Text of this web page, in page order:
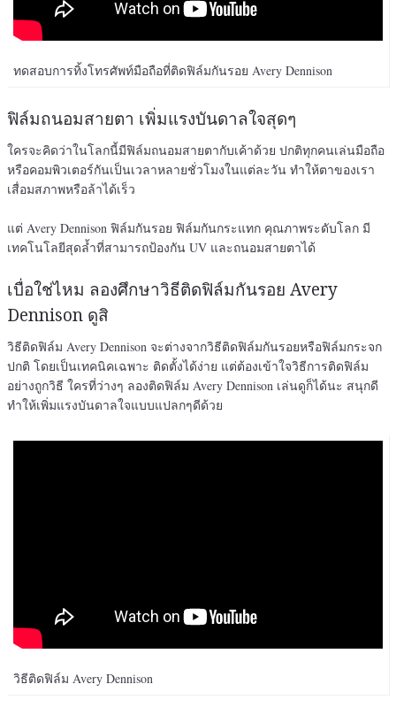
ทดสอบการทิ้งโทรศัพท์มือถือที่ติดฟิล์มกันรอย Avery Dennison
ฟิล์มถนอมสายตา เพิ่มแรงบันดาลใจสุดๆ
ใครจะคิดว่าในโลกนี้มีฟิล์มถนอมสายตากับเค้าด้วย ปกติทุกคนเล่นมือถือ
หรือคอมพิวเตอร์กันเป็นเวลาหลายชั่วโมงในแต่ละวัน ทำให้ตาของเรา
เสื่อมสภาพหรือล้าได้เร็ว
แต่ Avery Dennison ฟิล์มกันรอย ฟิล์มกันกระแทก คุณภาพระดับโลก มี
เทคโนโลยีสุดล้ำที่สามารถป้องกัน UV และถนอมสายตาได้
เบื่อใช่ไหม ลองศึกษาวิธีติดฟิล์มกันรอย Avery
Dennison ดูสิ
วิธีติดฟิล์ม Avery Dennison จะต่างจากวิธีติดฟิล์มกันรอยหรือฟิล์มกระจก
ปกติ โดยเป็นเทคนิคเฉพาะ ติดตั้งได้ง่าย แต่ต้องเข้าใจวิธีการติดฟิล์ม
อย่างถูกวิธี ใครที่ว่างๆ ลองติดฟิล์ม Avery Dennison เล่นดูก็ได้นะ สนุกดี
ทำให้เพิ่มแรงบันดาลใจแบบแปลกๆดีด้วย
วิธีติดฟิล์ม Avery Dennison